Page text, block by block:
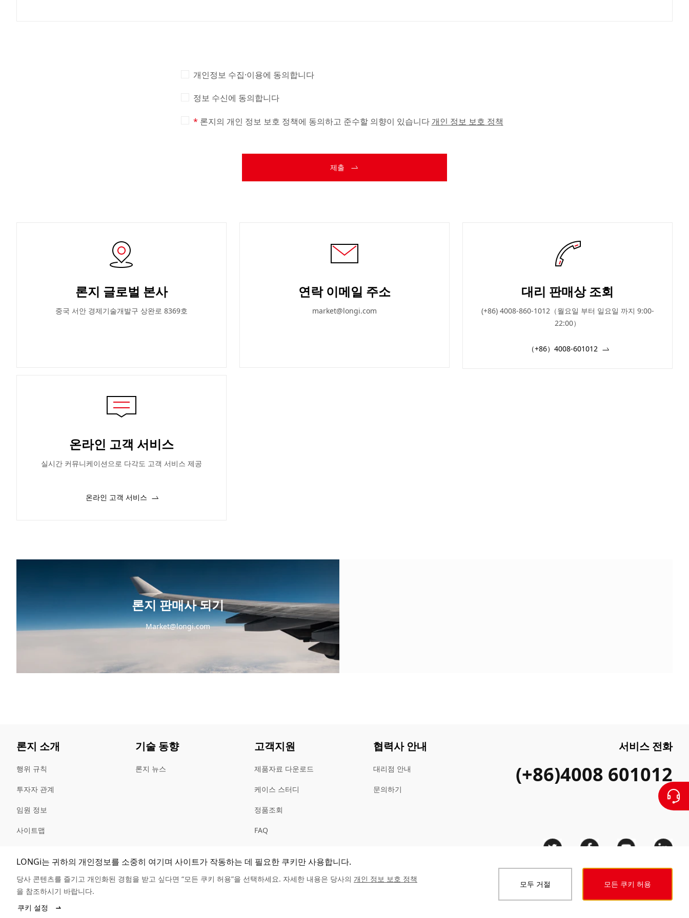
개인정보 수집·이용에 동의합니다
정보 수신에 동의합니다
론지의 개인 정보 보호 정책에 동의하고 준수할 의향이 있습니다 개인 정보 보호 정책
제출
론지 글로벌 본사
중국 서안 경제기술개발구 상완로 8369호
연락 이메일 주소
market@longi.com
대리 판매상 조회
(+86) 4008-860-1012（월요일 부터 일요일 까지 9:00-
22:00）
（+86）4008-601012
온라인 고객 서비스
실시간 커뮤니케이션으로 다각도 고객 서비스 제공
온라인 고객 서비스
론지 판매사 되기
Market@longi.com
론지 소개
행위 규칙
투자자 관계
임원 정보
사이트맵
기술 동향
론지 뉴스
고객지원
제품자료 다운로드
케이스 스터디
정품조회
FAQ
협력사 안내
대리점 안내
문의하기
서비스 전화
(+86)4008 601012
© LONGi 2025
LONGi는 귀하의 개인정보를 소중히 여기며 사이트가 작동하는 데 필요한 쿠키만 사용합니다.
당사 콘텐츠를 즐기고 개인화된 경험을 받고 싶다면 “모든 쿠키 허용”을 선택하세요. 자세한 내용은 당사의 개인 정보 보호 정책
을 참조하시기 바랍니다.
쿠키 설정
모두 거절 모든 쿠키 허용